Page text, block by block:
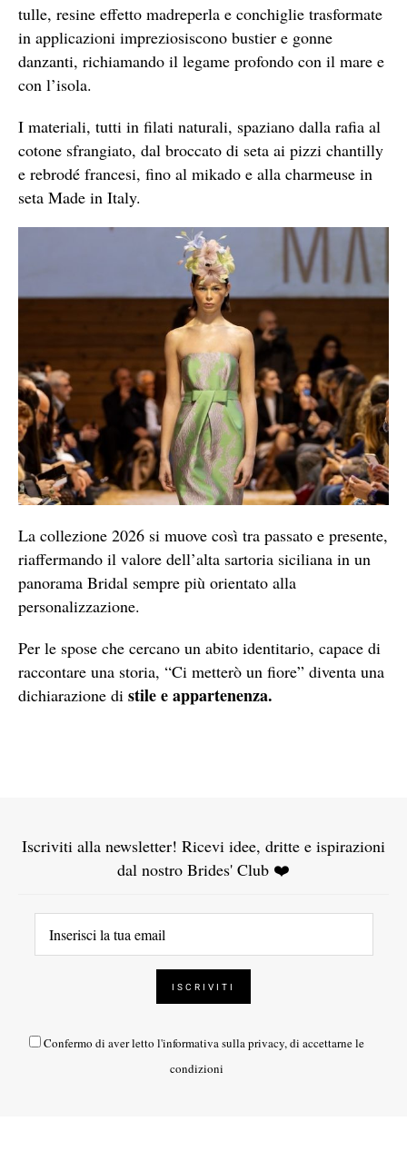
tulle, resine effetto madreperla e conchiglie trasformate
in applicazioni impreziosiscono bustier e gonne
danzanti, richiamando il legame profondo con il mare e
con l’isola.
I materiali, tutti in filati naturali, spaziano dalla rafia al
cotone sfrangiato, dal broccato di seta ai pizzi chantilly
e rebrodé francesi, fino al mikado e alla charmeuse in
seta Made in Italy.
La collezione 2026 si muove così tra passato e presente,
riaffermando il valore dell’alta sartoria siciliana in un
panorama Bridal sempre più orientato alla
personalizzazione.
Per le spose che cercano un abito identitario, capace di
raccontare una storia, “Ci metterò un fiore” diventa una
dichiarazione di stile e appartenenza.
Iscriviti alla newsletter! Ricevi idee, dritte e ispirazioni
dal nostro Brides' Club ❤️
Confermo di aver letto l'informativa sulla privacy, di accettarne le
condizioni